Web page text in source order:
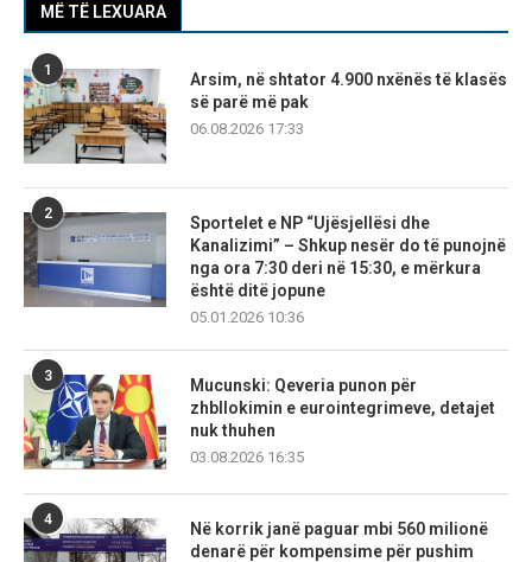
MË TË LEXUARA
1
Arsim, në shtator 4.900 nxënës të klasës
së parë më pak
06.08.2026 17:33
2
Sportelet e NP “Ujësjellësi dhe
Kanalizimi” – Shkup nesër do të punojnë
nga ora 7:30 deri në 15:30, e mërkura
është ditë jopune
05.01.2026 10:36
3
Mucunski: Qeveria punon për
zhbllokimin e eurointegrimeve, detajet
nuk thuhen
03.08.2026 16:35
4
Në korrik janë paguar mbi 560 milionë
denarë për kompensime për pushim